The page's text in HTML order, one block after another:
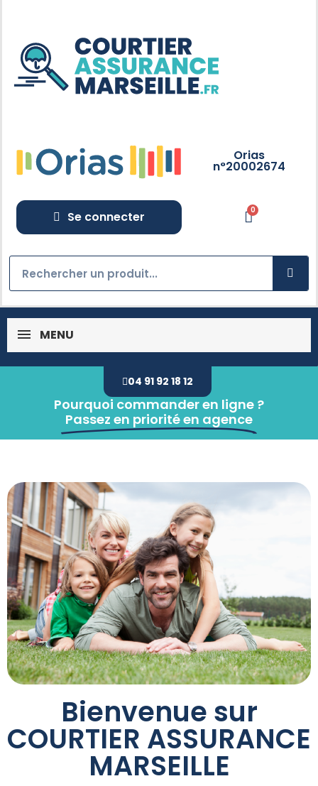
Orias
n°20002674
Se connecter
MENU
04 91 92 18 12
Pourquoi commander en ligne ?
Passez en priorité en agence
Bienvenue sur
COURTIER ASSURANCE
MARSEILLE